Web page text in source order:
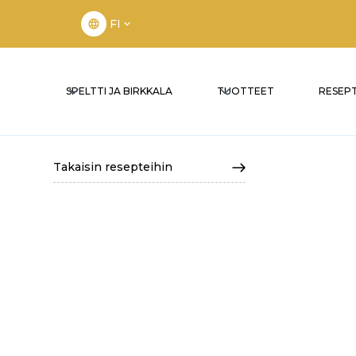
FI
SPELTTI JA BIRKKALA TUOTTEET
Takaisin resepteihin